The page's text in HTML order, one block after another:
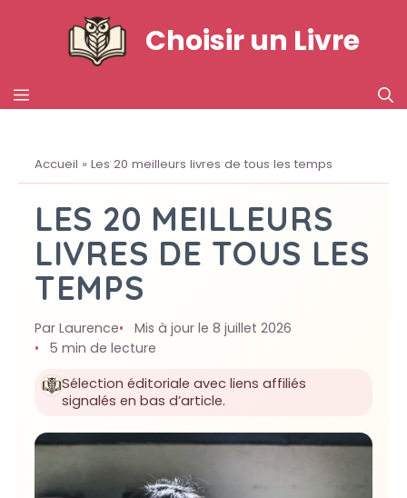
Choisir un Livre
MENU
Accueil » Les 20 meilleurs livres de tous les temps
LES 20 MEILLEURS
LIVRES DE TOUS LES
TEMPS
Par Laurence
Mis à jour le 8 juillet 2026
5 min de lecture
Sélection éditoriale avec liens affiliés
signalés en bas d’article.